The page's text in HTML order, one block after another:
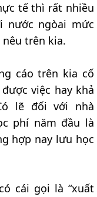
tế thì rất nhiều
nước ngòai mức
trên kia.
cáo trên kia cố
việc hay khả
lẽ đối với nhà
phí năm đầu là
hợp nay lưu học
cái gọi là “xuất